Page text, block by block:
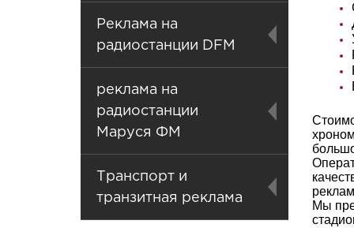
Реклама на
радиостанции DFM
реклама на
радиостанции
Маруся ФМ
Транспорт и
транзитная реклама
Мы